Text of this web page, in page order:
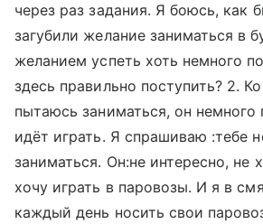
через раз задания. Я боюсь, как
загубили желание заниматься в
желанием успеть хоть немного
здесь правильно поступить? 2.
пытаюсь заниматься, он немного
идёт играть. Я спрашиваю :тебе
заниматься. Он:не интересно, не
хочу играть в паровозы. И я в
каждый день носить свои